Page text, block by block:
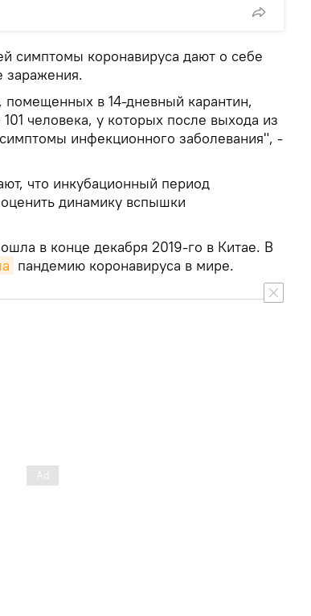
симптомы коронавируса дают о себе
заражения.
в 14-дневный карантин,
человека, у которых после выхода из
симптомы инфекционного заболевания", -
что инкубационный период
динамику вспышки
в конце декабря 2019-го в Китае. В
пандемию коронавируса в мире.